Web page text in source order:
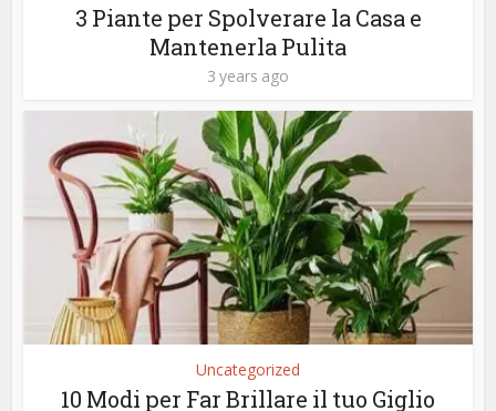
3 Piante per Spolverare la Casa e
Mantenerla Pulita
3 years ago
Uncategorized
10 Modi per Far Brillare il tuo Giglio